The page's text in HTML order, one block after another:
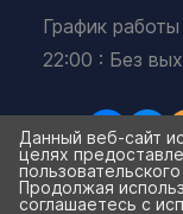
График
22:00 : Без
Данный веб-сайт
целях
Продолжая
соглашаетесь с